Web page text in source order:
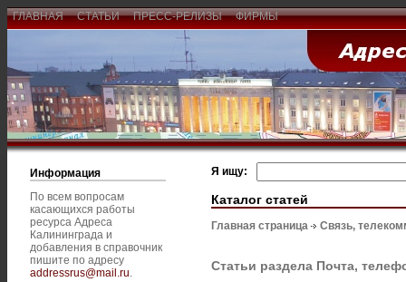
ГЛАВНАЯ СТАТЬИ ПРЕСС-РЕЛИЗЫ ФИРМЫ
Информация
По всем вопросам
касающихся работы
ресурса Адреса
Калининграда и
добавления в справочник
пишите по адресу
addressrus@mail.ru.
Я ищу:
Каталог статей
Главная страница Связь,
Статьи раздела Почта,